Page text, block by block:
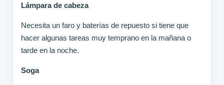
Lámpara de cabeza
Necesita un faro y baterías de repuesto si tiene que
hacer algunas tareas muy temprano en la mañana o
tarde en la noche.
Soga